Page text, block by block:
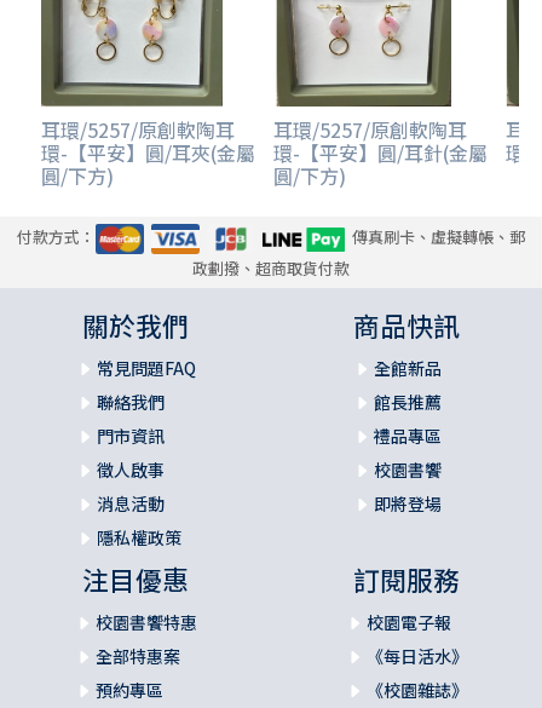
耳環/5257/原創軟陶耳
環-【平安】圓/耳夾(金屬
圓/下方)
耳環/5257/原創軟陶耳
環-【平安】圓/耳針(金屬
圓/下方)
耳
環-
付款方式：
傳真刷卡、虛擬轉帳、郵
政劃撥、超商取貨付款
關於我們
常見問題FAQ
聯絡我們
門市資訊
徵人啟事
消息活動
隱私權政策
商品快訊
全館新品
館長推薦
禮品專區
校園書饗
即將登場
注目優惠
校園書饗特惠
全部特惠案
預約專區
訂閱服務
校園電子報
《每日活水》
《校園雜誌》